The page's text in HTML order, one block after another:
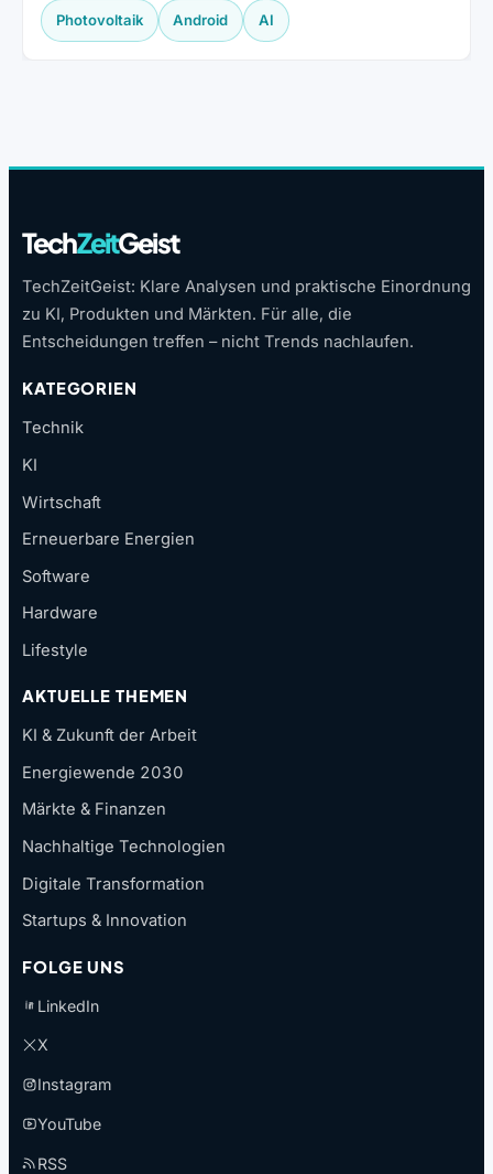
Photovoltaik Android AI
TechZeitGeist
TechZeitGeist: Klare Analysen und praktische Einordnung
zu KI, Produkten und Märkten. Für alle, die
Entscheidungen treffen – nicht Trends nachlaufen.
KATEGORIEN
Technik
KI
Wirtschaft
Erneuerbare Energien
Software
Hardware
Lifestyle
AKTUELLE THEMEN
KI & Zukunft der Arbeit
Energiewende 2030
Märkte & Finanzen
Nachhaltige Technologien
Digitale Transformation
Startups & Innovation
FOLGE UNS
LinkedIn
X
Instagram
YouTube
RSS